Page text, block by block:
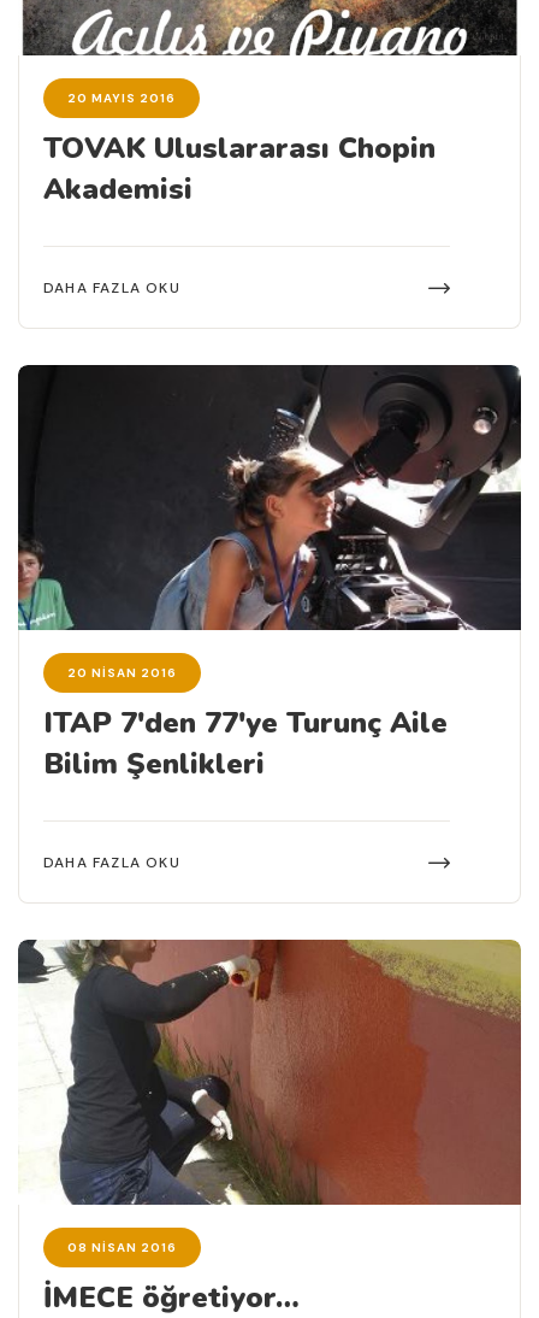
20 MAYIS 2016
TOVAK Uluslararası Chopin
Akademisi
DAHA FAZLA OKU
20 NISAN 2016
ITAP 7'den 77'ye Turunç Aile
Bilim Şenlikleri
DAHA FAZLA OKU
08 NISAN 2016
İMECE öğretiyor…